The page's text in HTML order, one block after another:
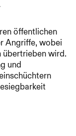
öffentlichen
Angriffe, wobei
übertrieben wird.
und